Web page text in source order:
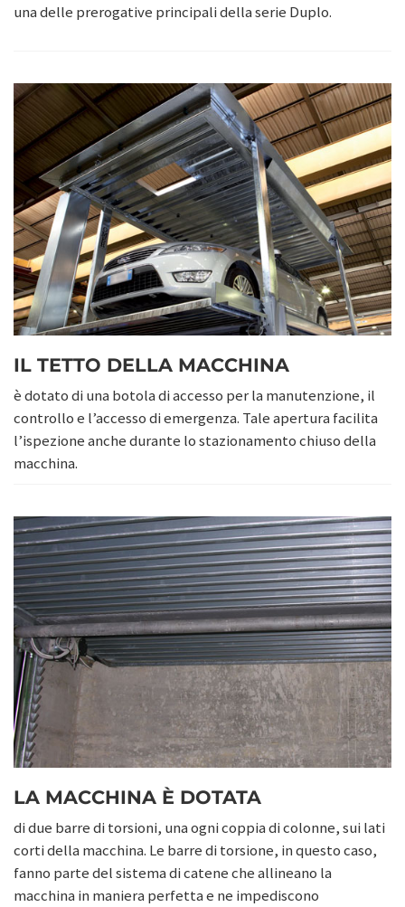
una delle prerogative principali della serie Duplo.
IL TETTO DELLA MACCHINA
è dotato di una botola di accesso per la manutenzione, il
controllo e l’accesso di emergenza. Tale apertura facilita
l’ispezione anche durante lo stazionamento chiuso della
macchina.
LA MACCHINA È DOTATA
di due barre di torsioni, una ogni coppia di colonne, sui lati
corti della macchina. Le barre di torsione, in questo caso,
fanno parte del sistema di catene che allineano la
macchina in maniera perfetta e ne impediscono